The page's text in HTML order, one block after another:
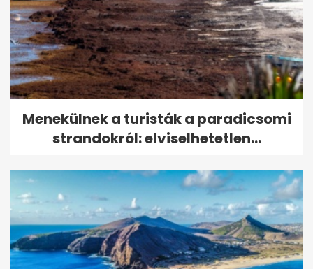
Menekülnek a turisták a paradicsomi
strandokról: elviselhetetlen...